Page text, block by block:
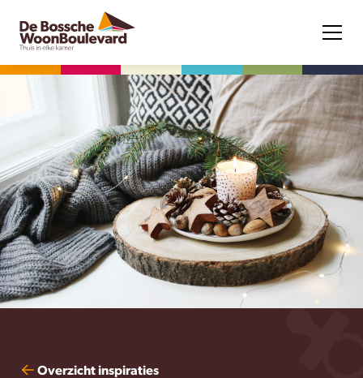
Overzicht inspiraties